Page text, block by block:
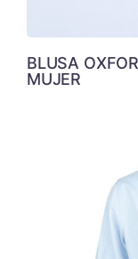
BLUSA
MUJER